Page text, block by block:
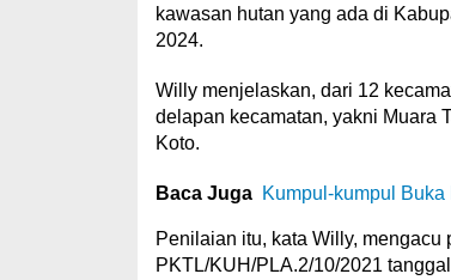
kawasan hutan yang ada di
2024.
Willy menjelaskan, dari 12
delapan kecamatan, yakni Muara
Koto.
Baca Juga Kumpul-kumpul
Penilaian itu, kata Willy,
PKTL/KUH/PLA.2/10/2021